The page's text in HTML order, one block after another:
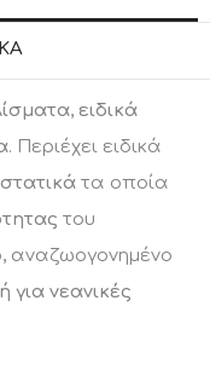
, ειδικά
. Περιέχει ειδικά
τα οποία
του
αναζωογονημένο
για νεανικές